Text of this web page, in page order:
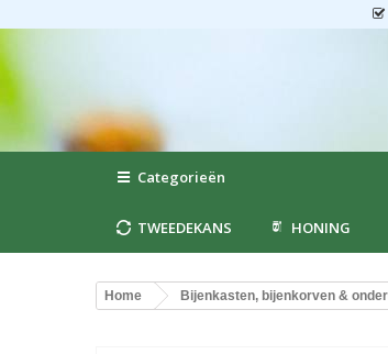
Categorieën
TWEEDEKANS HONING
Home Bijenkasten, bijenkorven &